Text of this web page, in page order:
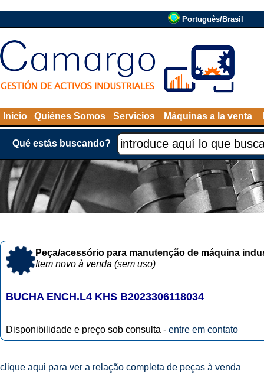
Português/Brasil
Inicio Quiénes Somos Servicios Máquinas a la venta
Qué estás buscando?
Peça/acessório para manutenção de máquina
Item novo à venda (sem uso)
BUCHA ENCH.L4 KHS B2023306118034
Disponibilidade e preço sob consulta - entre em contato
clique aqui para ver a relação completa de peças à venda